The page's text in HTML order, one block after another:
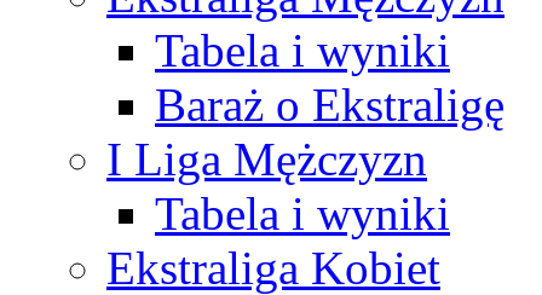
Tabela i wyniki
Baraż o Ekstraligę
I Liga Mężczyzn
Tabela i wyniki
Ekstraliga Kobiet